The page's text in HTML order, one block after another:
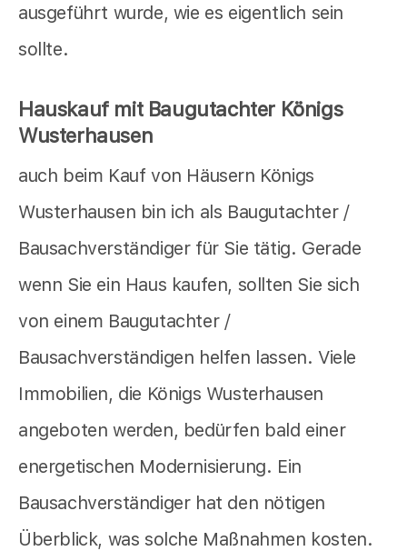
ausgeführt wurde, wie es eigentlich sein
sollte.
Hauskauf mit Baugutachter Königs
Wusterhausen
auch beim Kauf von Häusern Königs
Wusterhausen bin ich als Baugutachter /
Bausachverständiger für Sie tätig. Gerade
wenn Sie ein Haus kaufen, sollten Sie sich
von einem Baugutachter /
Bausachverständigen helfen lassen. Viele
Immobilien, die Königs Wusterhausen
angeboten werden, bedürfen bald einer
energetischen Modernisierung. Ein
Bausachverständiger hat den nötigen
Überblick, was solche Maßnahmen kosten.